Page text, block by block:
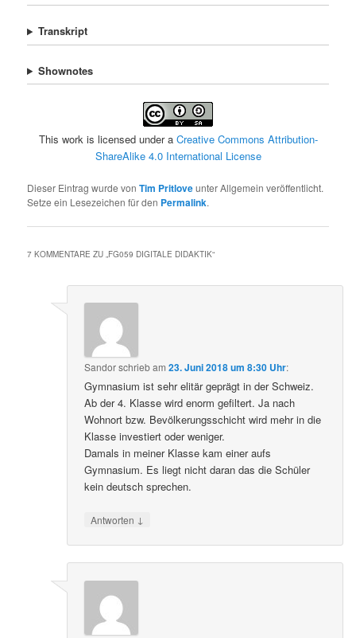
Transkript
Shownotes
This work is licensed under a Creative Commons Attribution-
ShareAlike 4.0 International License
Dieser Eintrag wurde vonTim Pritloveunter Allgemein veröffentlicht.
Setze ein Lesezeichen für den Permalink.
7 KOMMENTARE ZU „FG059 DIGITALE DIDAKTIK“
Sandorschriebam23. Juni 2018 um 8:30 Uhr:
Gymnasium ist sehr elitär geprägt in der Schweiz.
Ab der 4. Klasse wird enorm gefiltert. Ja nach
Wohnort bzw. Bevölkerungsschicht wird mehr in die
Klasse investiert oder weniger.
Damals in meiner Klasse kam einer aufs
Gymnasium. Es liegt nicht daran das die Schüler
kein deutsch sprechen.
Antworten ↓